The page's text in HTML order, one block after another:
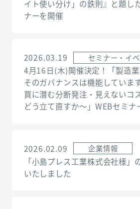
イト使い分け」の鉄則』と題し
ナーを開催
2026.03.19 セミナー・イ
4月16日(木)開催決定！「製造業
そのガバナンスは機能していま
買に潜む分断発注・見えないコ
どう立て直すか〜」WEBセミナ
2026.02.09 企業情報
「小島プレス工業株式会社様」
いたしました